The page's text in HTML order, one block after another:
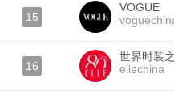
15
VOGUE
16
世界时装
ellechina